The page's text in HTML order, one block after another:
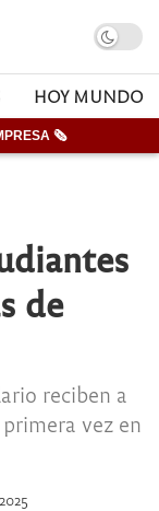
HOY MUNDO
🗞
de
reciben a
vez en